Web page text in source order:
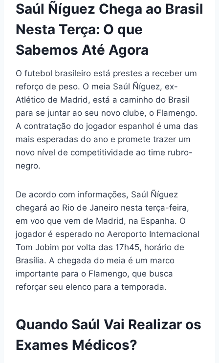
Saúl Ñíguez Chega ao Brasil
Nesta Terça: O que
Sabemos Até Agora
O futebol brasileiro está prestes a receber um
reforço de peso. O meia Saúl Ñíguez, ex-
Atlético de Madrid, está a caminho do Brasil
para se juntar ao seu novo clube, o Flamengo.
A contratação do jogador espanhol é uma das
mais esperadas do ano e promete trazer um
novo nível de competitividade ao time rubro-
negro.
De acordo com informações, Saúl Ñíguez
chegará ao Rio de Janeiro nesta terça-feira,
em voo que vem de Madrid, na Espanha. O
jogador é esperado no Aeroporto Internacional
Tom Jobim por volta das 17h45, horário de
Brasília. A chegada do meia é um marco
importante para o Flamengo, que busca
reforçar seu elenco para a temporada.
Quando Saúl Vai Realizar os
Exames Médicos?